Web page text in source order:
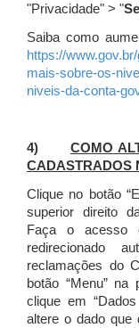
"Privacidade" > "
Saiba como
https://
mais-sobre-os-
niveis-da-conta-
4) COMO
CADASTRADOS
Clique no botão
superior direito
Faça o acesso
redirecionado
reclamações do
botão “Menu”
clique em “Dados
altere o dado que